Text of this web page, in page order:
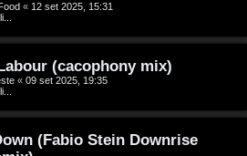
« 12 set 2025, 15:31
(cacophony mix)
« 09 set 2025, 19:35
(Fabio Stein Downrise